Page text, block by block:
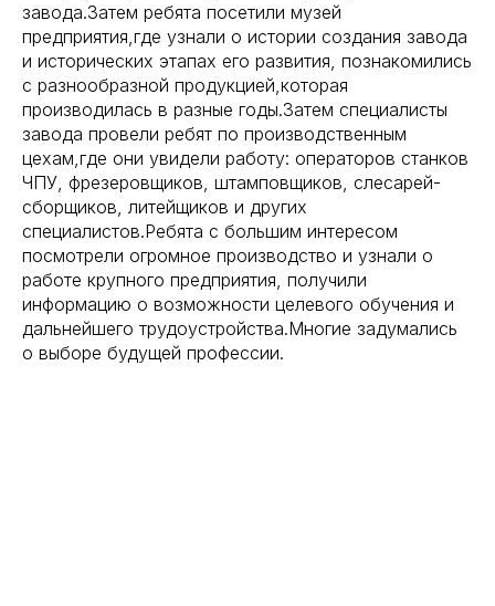
завода.Затем ребята посетили музей
предприятия,где узнали о истории создания завода
и исторических этапах его развития, познакомились
с разнообразной продукцией,которая
производилась в разные годы.Затем специалисты
завода провели ребят по производственным
цехам,где они увидели работу: операторов станков
ЧПУ, фрезеровщиков, штамповщиков, слесарей-
сборщиков, литейщиков и других
специалистов.Ребята с большим интересом
посмотрели огромное производство и узнали о
работе крупного предприятия, получили
информацию о возможности целевого обучения и
дальнейшего трудоустройства.Многие задумались
о выборе будущей профессии.